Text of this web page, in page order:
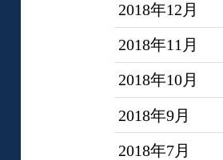
2018年12月
2018年11月
2018年10月
2018年9月
2018年7月